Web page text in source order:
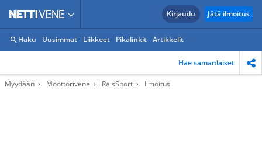
Kirjaudu Jätä ilmoitus
Haku Uusimmat Liikkeet Pikalinkit Artikkelit
Hae samanlaiset
Myydään Moottorivene RaisSport Ilmoitus